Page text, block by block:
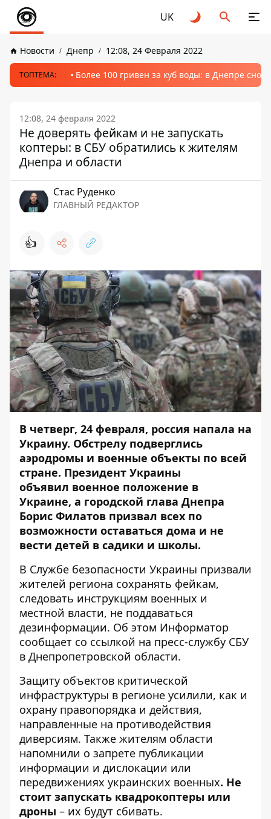
UK
Новости Днепр 12:08, 24 Февраля 2022
ТОПТЕМА: Более 100 гривен за куб воды: в Днепре
12:08, 24 февраля 2022
Не доверять фейкам и не запускать
коптеры: в СБУ обратились к жителям
Днепра и области
Стаc Руденко
ГЛАВНЫЙ РЕДАКТОР
👍
В четверг, 24 февраля, россия напала на
Украину. Обстрелу подверглись
аэродромы и военные объекты по всей
стране. Президент Украины
объявил военное положение в
Украине, а городской глава Днепра
Борис Филатов призвал всех по
возможности оставаться дома и не
вести детей в садики и школы.
В Службе безопасности Украины призвали
жителей региона сохранять фейкам,
следовать инструкциям военных и
местной власти, не поддаваться
дезинформации. Об этом Информатор
сообщает со ссылкой на пресс-службу СБУ
в Днепропетровской области.
Защиту объектов критической
инфраструктуры в регионе усилили, как и
охрану правопорядка и действия,
направленные на противодействия
диверсиям. Также жителям области
напомнили о запрете публикации
информации и дислокации или
передвижениях украинских военных. Не
стоит запускать квадрокоптеры или
дроны – их будут сбивать.